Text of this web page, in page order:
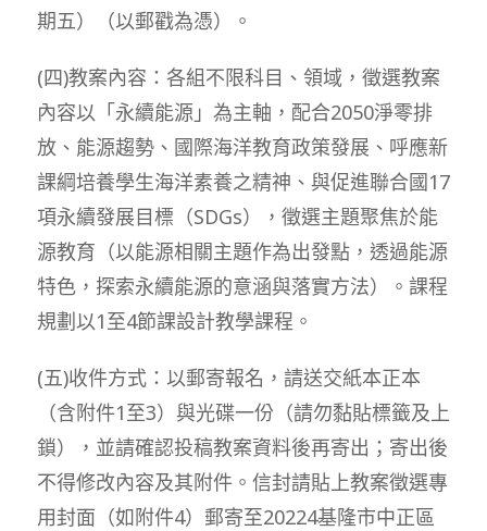
期五）（以郵戳為憑）。
(四)教案內容：各組不限科目、領域，徵選教案
內容以「永續能源」為主軸，配合2050淨零排
放、能源趨勢、國際海洋教育政策發展、呼應新
課綱培養學生海洋素養之精神、與促進聯合國17
項永續發展目標（SDGs），徵選主題聚焦於能
源教育（以能源相關主題作為出發點，透過能源
特色，探索永續能源的意涵與落實方法）。課程
規劃以1至4節課設計教學課程。
(五)收件方式：以郵寄報名，請送交紙本正本
（含附件1至3）與光碟一份（請勿黏貼標籤及上
鎖），並請確認投稿教案資料後再寄出；寄出後
不得修改內容及其附件。信封請貼上教案徵選專
用封面（如附件4）郵寄至20224基隆市中正區